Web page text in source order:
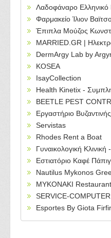
Λαδοφάναρο Ελληνικό
Φαρμακείο Ίλιον
Έπιπλα Μούζος
MARRIED.GR |
DermArgy Lab by
KOSEA
IsayCollection
Health Kinetix -
BEETLE PEST
Εργαστήριο Βυζαντινής
Servistas
Rhodes Rent a Boat
Γυναικολογική Κλινική -
Εστιατόριο Καφέ
Nautilus Mykonos
MYKONAKI Restaurant
SERVICE-
Esportes By Giota